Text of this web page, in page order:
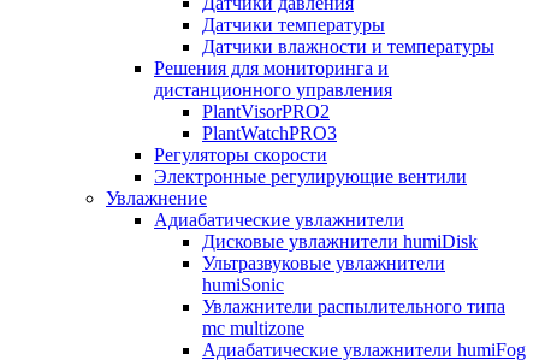
Датчики температуры
Датчики влажности и температуры
Решения для мониторинга и
дистанционного управления
PlantVisorPRO2
PlantWatchPRO3
Регуляторы скорости
Электронные регулирующие вентили
Увлажнение
Адиабатические увлажнители
Дисковые увлажнители humiDisk
Ультразвуковые увлажнители
humiSonic
Увлажнители распылительного типа
mc multizone
Адиабатические увлажнители humiFog